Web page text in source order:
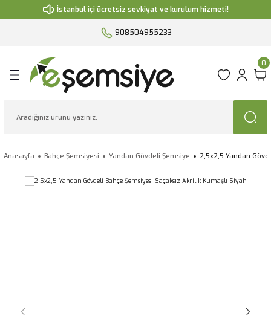
İstanbul içi ücretsiz sevkiyat ve kurulum hizmeti!
908504955233
0
Anasayfa Bahçe Şemsiyesi Yandan Gövdeli Şemsiye 2,5x2,5 Yandan
Geri Dön
Geri Dön
Geri Dön
Geri Dön
Geri Dön